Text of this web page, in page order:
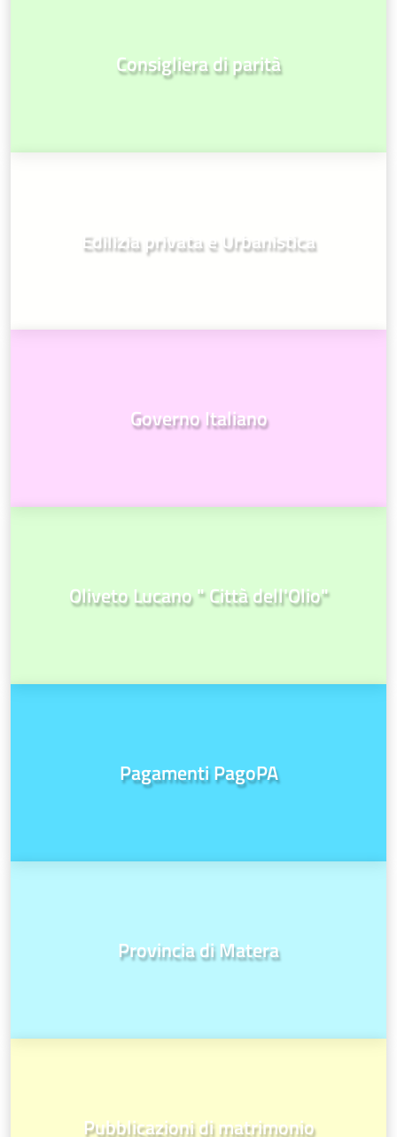
Consigliera di parità
Edilizia privata e Urbanistica
Governo Italiano
Oliveto Lucano " Città dell'Olio"
Pagamenti PagoPA
Provincia di Matera
Pubblicazioni di matrimonio